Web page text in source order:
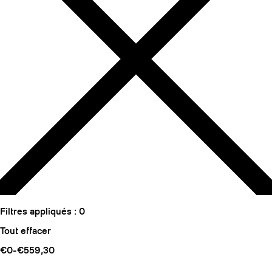
Filtres appliqués : 0
Tout effacer
€0-€559,30